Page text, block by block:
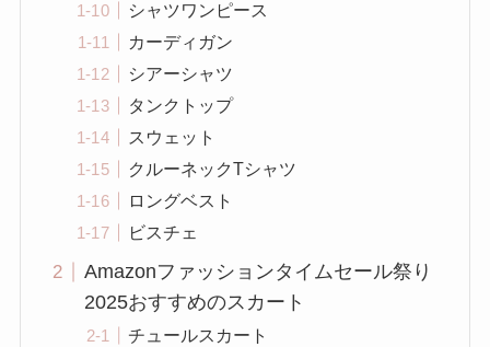
シャツワンピース
カーディガン
シアーシャツ
タンクトップ
スウェット
クルーネックTシャツ
ロングベスト
ビスチェ
Amazonファッションタイムセール祭り
2025おすすめのスカート
チュールスカート